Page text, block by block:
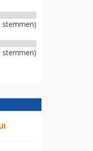
stemmen)
stemmen)